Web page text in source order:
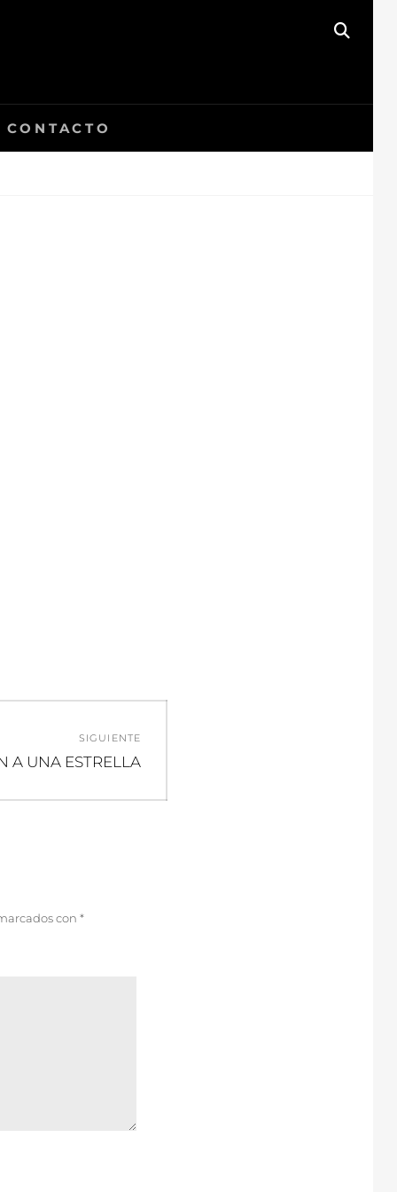
CONTACTO
SIGUIENTE
A UNA ESTRELLA
con *